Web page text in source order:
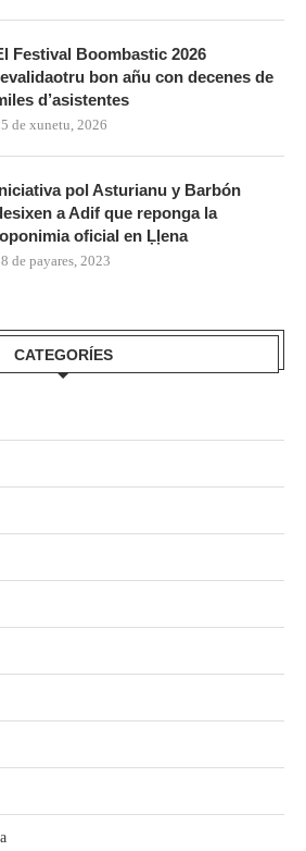
Festival Boombastic 2026
bon añu con decenes de
d’asistentes
de xunetu, 2026
pol Asturianu y Barbón
a Adif que reponga la
oficial en Ḷḷena
de payares, 2023
CATEGORÍES